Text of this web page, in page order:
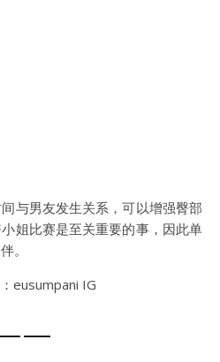
与男友发生关系，可以增强臀部
姐比赛是至关重要的事，因此单
。
eusumpani IG